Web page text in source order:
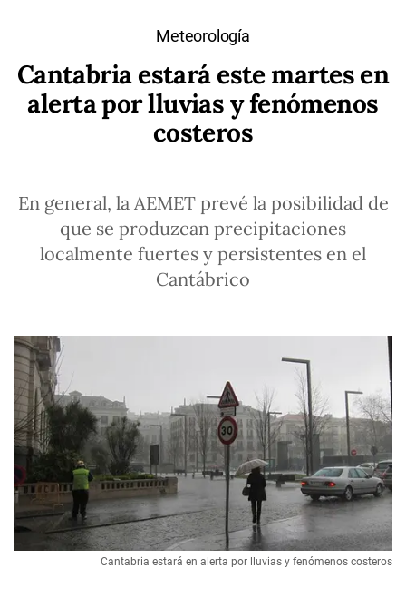
Meteorología
Cantabria estará este martes en
alerta por lluvias y fenómenos
costeros
En general, la AEMET prevé la posibilidad de
que se produzcan precipitaciones
localmente fuertes y persistentes en el
Cantábrico
Cantabria estará en alerta por lluvias y fenómenos costeros